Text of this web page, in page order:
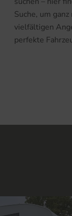
Suche, um
vielfältigen
perfekte